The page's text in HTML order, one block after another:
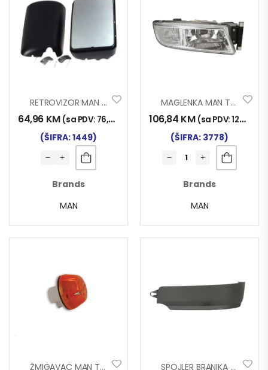
RETROVIZOR MAN 2000
64,96 KM (sa PDV: 76,00
(ŠIFRA: 1449)
Brands
MAN
MAGLENKA MAN TG-X D
106,84 KM (sa PDV:125,00
(ŠIFRA: 3778)
Brands
MAN
ŽMIGAVAC MAN TG-A BOČNI ŽUTI SPOJLER BRANIKA MAN TGS TKZ. GOLUB LIJ